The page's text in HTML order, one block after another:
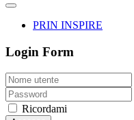
PRIN INSPIRE
Login Form
Ricordami